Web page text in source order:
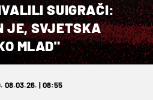
SUIGRAČI:
JE, SVJETSKA
MLAD"
08.03.26. | 08:55